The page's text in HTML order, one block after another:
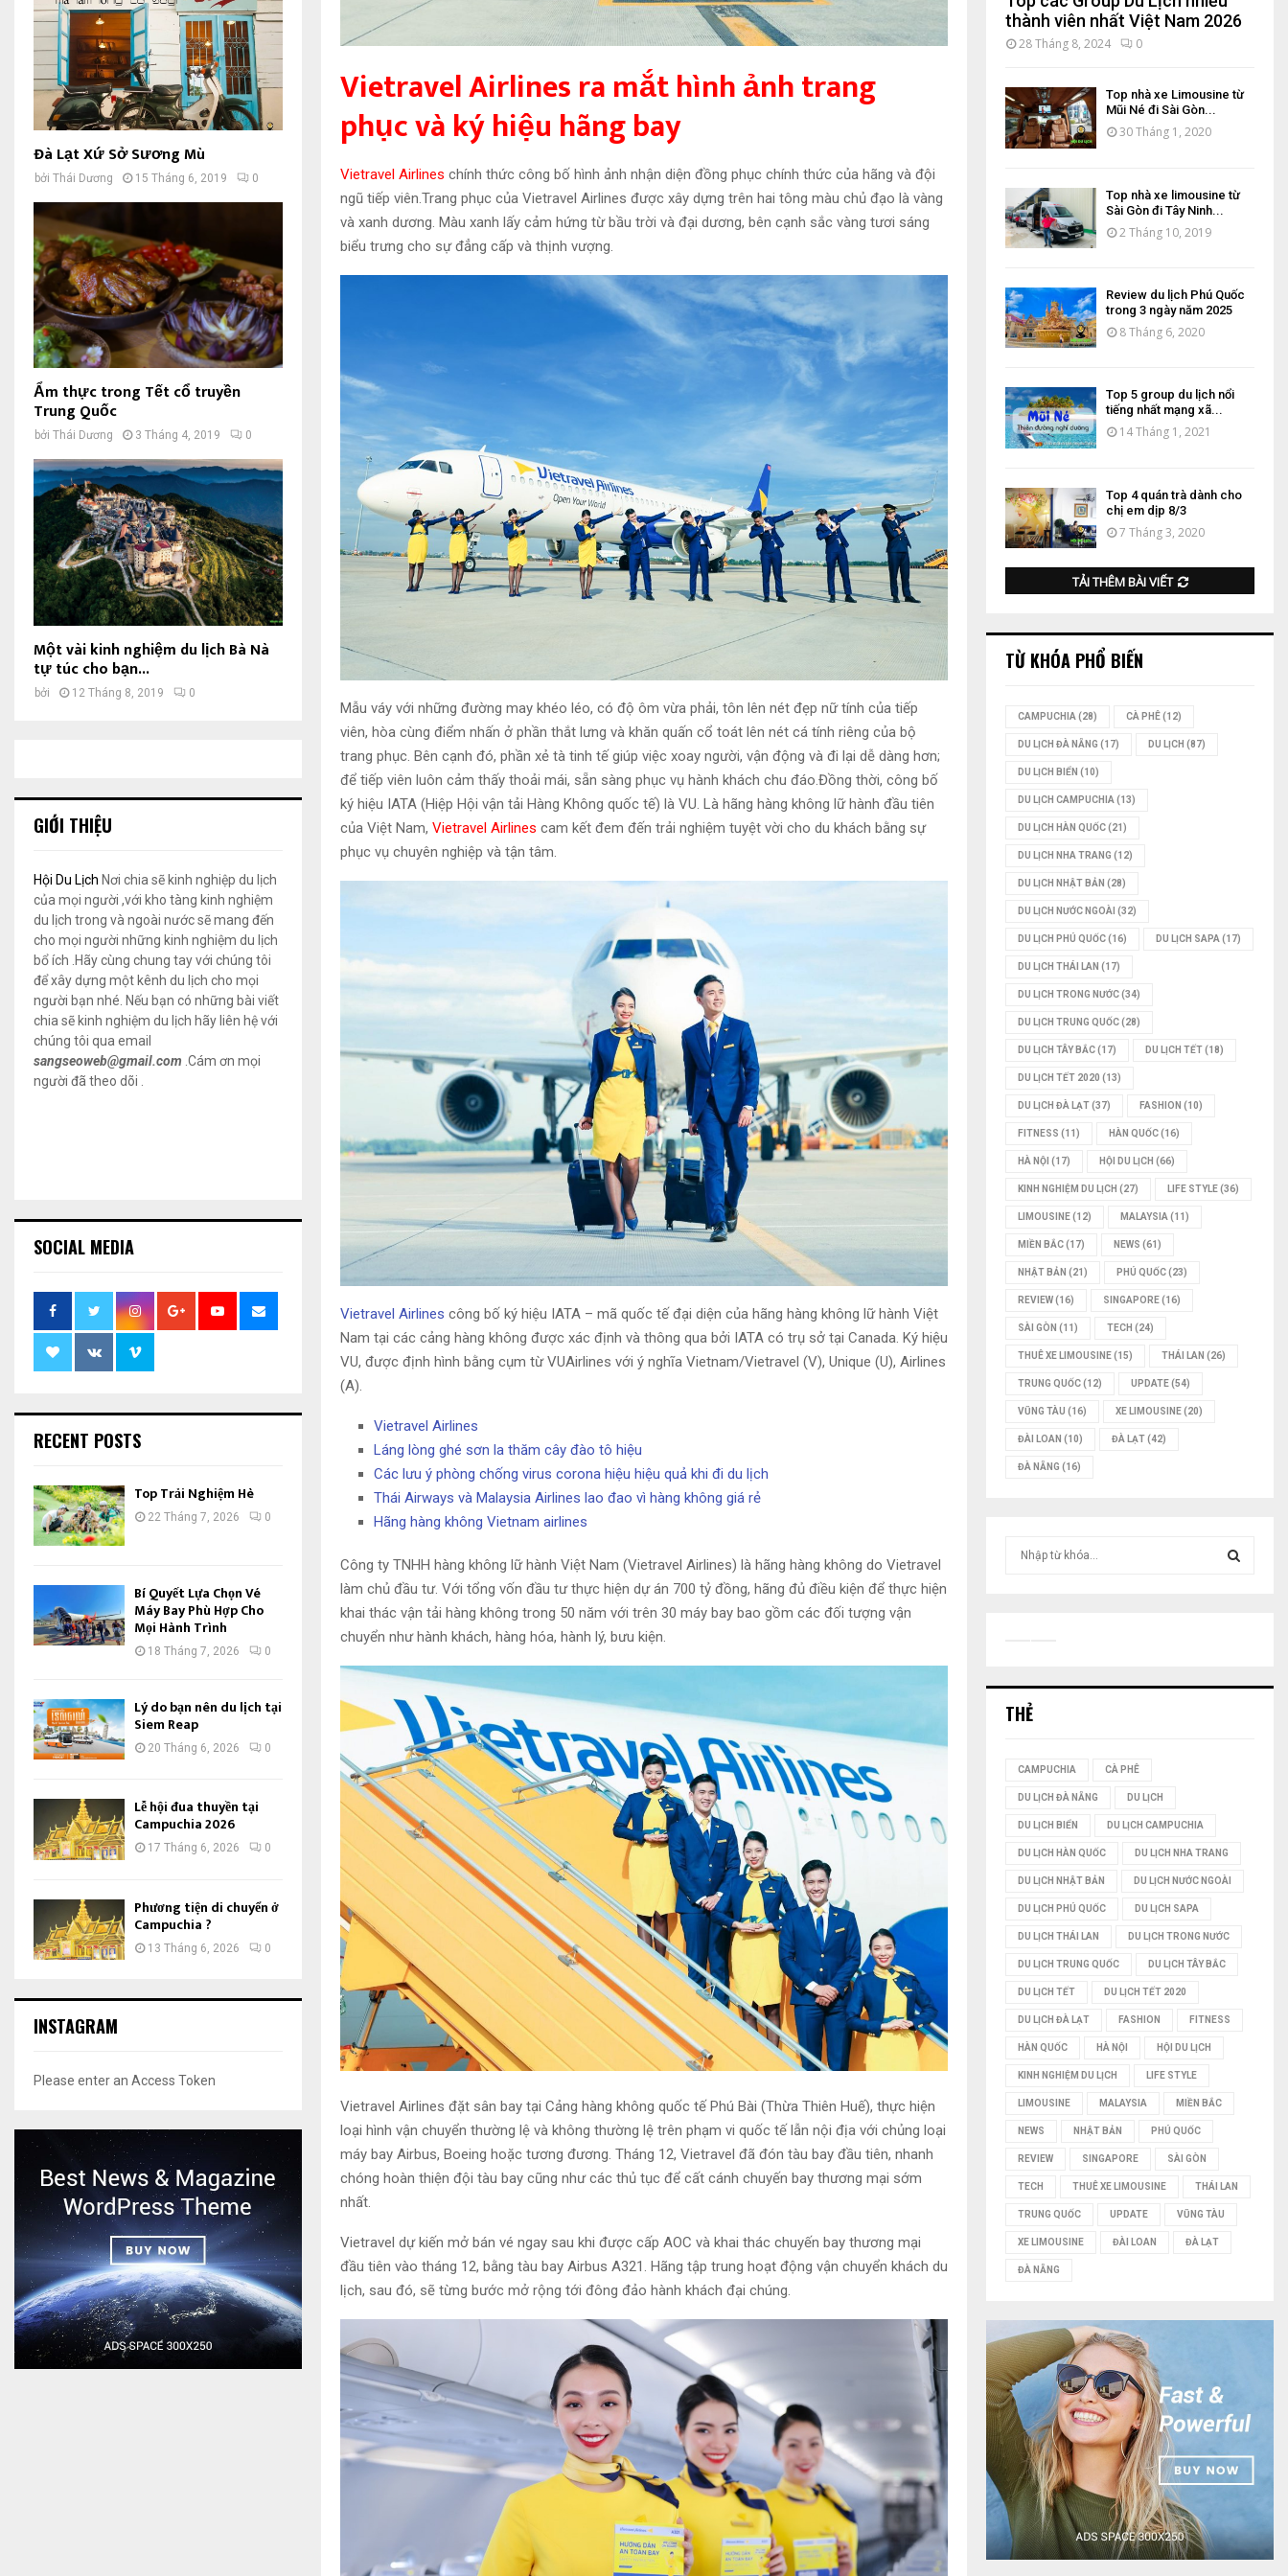
Vietravel Airlines ra mắt hình ảnh trang
phục và ký hiệu hãng bay
Vietravel Airlines chính thức công bố hình ảnh nhận diện đồng phục chính thức của hãng và đội
ngũ tiếp viên.Trang phục của Vietravel Airlines được xây dựng trên hai tông màu chủ đạo là vàng
và xanh dương. Màu xanh lấy cảm hứng từ bầu trời và đại dương, bên cạnh sắc vàng tươi sáng
biểu trưng cho sự đẳng cấp và thịnh vượng.
Mẫu váy với những đường may khéo léo, có độ ôm vừa phải, tôn lên nét đẹp nữ tính của tiếp
viên, hòa cùng điểm nhấn ở phần thắt lưng và khăn quấn cổ toát lên nét cá tính riêng của bộ
trang phục. Bên cạnh đó, phần xẻ tà tinh tế giúp việc xoay người, vận động và đi lại dễ dàng hơn;
để tiếp viên luôn cảm thấy thoải mái, sẵn sàng phục vụ hành khách chu đáo.Đồng thời, công bố
ký hiệu IATA (Hiệp Hội vận tải Hàng Không quốc tế) là VU. Là hãng hàng không lữ hành đầu tiên
của Việt Nam, Vietravel Airlines cam kết đem đến trải nghiệm tuyệt vời cho du khách bằng sự
phục vụ chuyên nghiệp và tận tâm.
Vietravel Airlines công bố ký hiệu IATA – mã quốc tế đại diện của hãng hàng không lữ hành Việt
Nam tại các cảng hàng không được xác định và thông qua bởi IATA có trụ sở tại Canada. Ký hiệu
VU, được định hình bằng cụm từ VUAirlines với ý nghĩa Vietnam/Vietravel (V), Unique (U), Airlines
(A).
Vietravel Airlines
Láng lòng ghé sơn la thăm cây đào tô hiệu
Các lưu ý phòng chống virus corona hiệu hiệu quả khi đi du lịch
Thái Airways và Malaysia Airlines lao đao vì hàng không giá rẻ
Hãng hàng không Vietnam airlines
Công ty TNHH hàng không lữ hành Việt Nam (Vietravel Airlines) là hãng hàng không do Vietravel
làm chủ đầu tư. Với tổng vốn đầu tư thực hiện dự án 700 tỷ đồng, hãng đủ điều kiện để thực hiện
khai thác vận tải hàng không trong 50 năm với trên 30 máy bay bao gồm các đối tượng vận
chuyển như hành khách, hàng hóa, hành lý, bưu kiện.
Vietravel Airlines đặt sân bay tại Cảng hàng không quốc tế Phú Bài (Thừa Thiên Huế), thực hiện
loại hình vận chuyển thường lệ và không thường lệ trên phạm vi quốc tế lẫn nội địa với chủng loại
máy bay Airbus, Boeing hoặc tương đương. Tháng 12, Vietravel đã đón tàu bay đầu tiên, nhanh
chóng hoàn thiện đội tàu bay cũng như các thủ tục để cất cánh chuyến bay thương mại sớm
nhất.
Vietravel dự kiến mở bán vé ngay sau khi được cấp AOC và khai thác chuyến bay thương mại
đầu tiên vào tháng 12, bằng tàu bay Airbus A321. Hãng tập trung hoạt động vận chuyển khách du
lịch, sau đó, sẽ từng bước mở rộng tới đông đảo hành khách đại chúng.
Đà Lạt Xứ Sở Sương Mù
bởi Thái Dương 15 Tháng 6, 2019 0
Ẩm thực trong Tết cổ truyền
Trung Quốc
bởi Thái Dương 3 Tháng 4, 2019 0
Một vài kinh nghiệm du lịch Bà Nà
tự túc cho bạn...
bởi 12 Tháng 8, 2019 0
GIỚI THIỆU
Hội Du Lịch Nơi chia sẽ kinh nghiệp du lịch
của mọi người ,với kho tàng kinh nghiệm
du lịch trong và ngoài nước sẽ mang đến
cho mọi người những kinh nghiệm du lịch
bổ ích .Hãy cùng chung tay với chúng tôi
để xây dựng một kênh du lịch cho mọi
người bạn nhé. Nếu bạn có những bài viết
chia sẽ kinh nghiệm du lịch hãy liên hệ với
chúng tôi qua email
sangseoweb@gmail.com .Cám ơn mọi
người đã theo dõi .
SOCIAL MEDIA
RECENT POSTS
Top Trải Nghiệm Hè
22 Tháng 7, 2026 0
Bí Quyết Lựa Chọn Vé
Máy Bay Phù Hợp Cho
Mọi Hành Trình
18 Tháng 7, 2026 0
Lý do bạn nên du lịch tại
Siem Reap
20 Tháng 6, 2026 0
Lễ hội đua thuyền tại
Campuchia 2026
17 Tháng 6, 2026 0
Phương tiện di chuyển ở
Campuchia ?
13 Tháng 6, 2026 0
INSTAGRAM
Please enter an Access Token
thành viên nhất Việt Nam 2026
28 Tháng 8, 2024 0
Top nhà xe Limousine từ
Mũi Né đi Sài Gòn...
30 Tháng 1, 2020
Top nhà xe limousine từ
Sài Gòn đi Tây Ninh...
2 Tháng 10, 2019
Review du lịch Phú Quốc
trong 3 ngày năm 2025
8 Tháng 6, 2020
Top 5 group du lịch nổi
tiếng nhất mạng xã...
14 Tháng 1, 2021
Top 4 quán trà dành cho
chị em dịp 8/3
7 Tháng 3, 2020
TẢI THÊM BÀI VIẾT
TỪ KHÓA PHỔ BIẾN
CAMPUCHIA (28) CÀ PHÊ(12)
DU LỊCH ĐÀ NẴNG (17) DU LỊCH (87)
DU LỊCH BIỂN (10)
DU LỊCH CAMPUCHIA (13)
DU LỊCH HÀN QUỐC(21)
DU LỊCH NHA TRANG (12)
DU LỊCH NHẬT BẢN (28)
DU LỊCH NƯỚC NGOÀI (32)
DU LỊCH PHÚ QUỐC(16) DU LỊCH SAPA (17)
DU LỊCH THÁI LAN (17)
DU LỊCH TRONG NƯỚC(34)
DU LỊCH TRUNG QUỐC(28)
DU LỊCH TÂY BẮC(17) DU LỊCH TẾT(18)
DU LỊCH TẾT 2020 (13)
DU LỊCH ĐÀ LẠT(37) FASHION (10)
FITNESS (11) HÀN QUỐC(16)
HÀ NỘI (17) HỘI DU LỊCH (66)
KINH NGHIỆM DU LỊCH (27) LIFE STYLE(36)
LIMOUSINE(12) MALAYSIA (11)
MIỀN BẮC(17) NEWS (61)
NHẬT BẢN (21) PHÚ QUỐC(23)
REVIEW(16) SINGAPORE(16)
SÀI GÒN (11) TECH (24)
THUÊ XE LIMOUSINE(15) THÁI LAN (26)
TRUNG QUỐC(12) UPDATE(54)
VŨNG TÀU (16) XE LIMOUSINE(20)
ĐÀI LOAN (10) ĐÀ LẠT(42)
ĐÀ NẴNG (16)
:
THẺ
CAMPUCHIA CÀ PHÊ
DU LỊCH ĐÀ NẴNG DU LỊCH
DU LỊCH BIỂN DU LỊCH CAMPUCHIA
DU LỊCH HÀN QUỐC DU LỊCH NHA TRANG
DU LỊCH NHẬT BẢN DU LỊCH NƯỚC NGOÀI
DU LỊCH PHÚ QUỐC DU LỊCH SAPA
DU LỊCH THÁI LAN DU LỊCH TRONG NƯỚC
DU LỊCH TRUNG QUỐC DU LỊCH TÂY BẮC
DU LỊCH TẾT DU LỊCH TẾT 2020
DU LỊCH ĐÀ LẠT FASHION FITNESS
HÀN QUỐC HÀ NỘI HỘI DU LỊCH
KINH NGHIỆM DU LỊCH LIFE STYLE
LIMOUSINE MALAYSIA MIỀN BẮC
NEWS NHẬT BẢN PHÚ QUỐC
REVIEW SINGAPORE SÀI GÒN
TECH THUÊ XE LIMOUSINE THÁI LAN
TRUNG QUỐC UPDATE VŨNG TÀU
XE LIMOUSINE ĐÀI LOAN ĐÀ LẠT
ĐÀ NẴNG